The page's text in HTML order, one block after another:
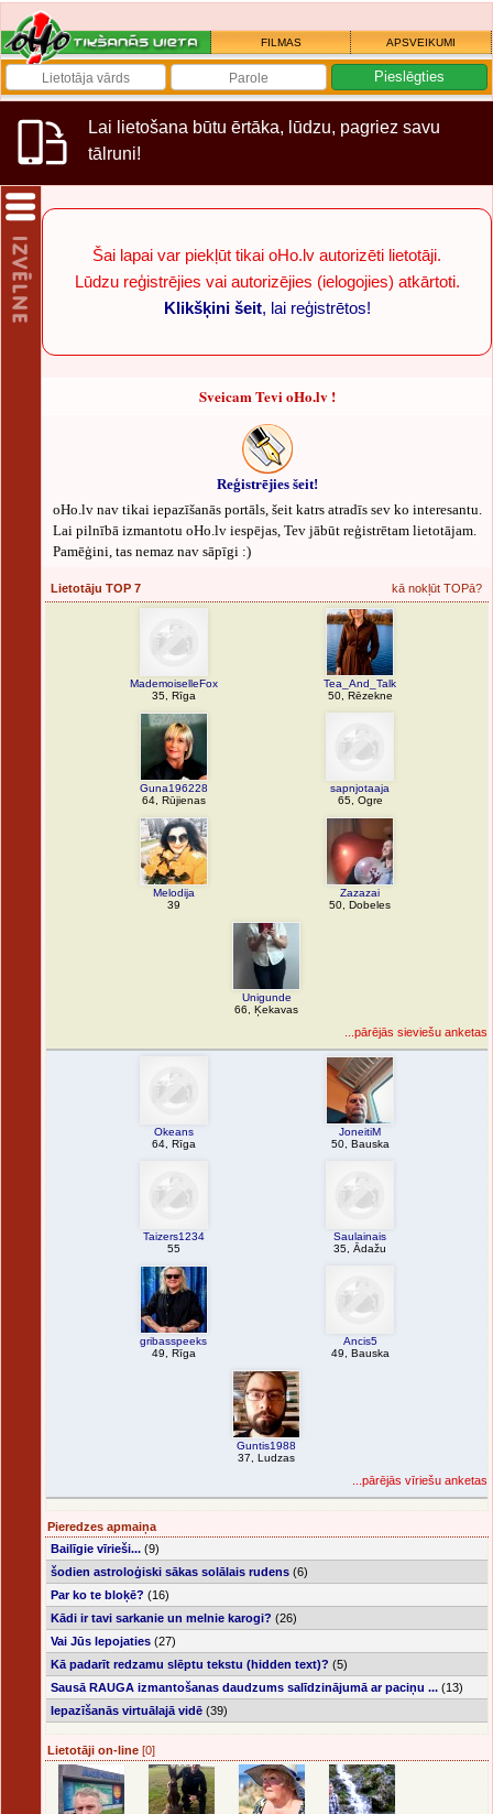
FILMAS APSVEIKUMI
Lai lietošana būtu ērtāka, lūdzu, pagriez savu
tālruni!
Šai lapai var piekļūt tikai oHo.lv autorizēti lietotāji.
Lūdzu reģistrējies vai autorizējies (ielogojies) atkārtoti.
Klikšķini šeit, lai reģistrētos!
Sveicam Tevi oHo.lv !
Reģistrējies šeit!
oHo.lv nav tikai iepazīšanās portāls, šeit katrs atradīs sev ko interesantu.
Lai pilnībā izmantotu oHo.lv iespējas, Tev jābūt reģistrētam lietotājam.
Pamēģini, tas nemaz nav sāpīgi :)
Lietotāju TOP 7 kā nokļūt TOPā?
MademoiselleFox
35, Rīga
Tea_And_Talk
50, Rēzekne
Guna196228
64, Rūjienas
sapnjotaaja
65, Ogre
Melodija
39
Zazazai
50, Dobeles
Unigunde
66, Ķekavas
...pārējās sieviešu anketas
Okeans
64, Rīga
JoneitiM
50, Bauska
Taizers1234
55
Saulainais
35, Ādažu
gribasspeeks
49, Rīga
Ancis5
49, Bauska
Guntis1988
37, Ludzas
...pārējās vīriešu anketas
Pieredzes apmaiņa
Bailīgie vīrieši... (9)
šodien astroloģiski sākas solālais rudens (6)
Par ko te bloķē? (16)
Kādi ir tavi sarkanie un melnie karogi? (26)
Vai Jūs lepojaties (27)
Kā padarīt redzamu slēptu tekstu (hidden text)? (5)
Sausā RAUGA izmantošanas daudzums salīdzinājumā ar paciņu ... (13)
Iepazīšanās virtuālajā vidē (39)
Lietotāji on-line [0]